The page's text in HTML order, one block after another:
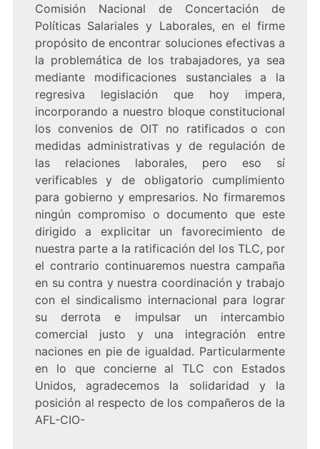
Comisión Nacional de Concertación de
Políticas Salariales y Laborales, en el firme
propósito de encontrar soluciones efectivas a
la problemática de los trabajadores, ya sea
mediante modificaciones sustanciales a la
regresiva legislación que hoy impera,
incorporando a nuestro bloque constitucional
los convenios de OIT no ratificados o con
medidas administrativas y de regulación de
las relaciones laborales, pero eso sí
verificables y de obligatorio cumplimiento
para gobierno y empresarios. No firmaremos
ningún compromiso o documento que este
dirigido a explicitar un favorecimiento de
nuestra parte a la ratificación del los TLC, por
el contrario continuaremos nuestra campaña
en su contra y nuestra coordinación y trabajo
con el sindicalismo internacional para lograr
su derrota e impulsar un intercambio
comercial justo y una integración entre
naciones en pie de igualdad. Particularmente
en lo que concierne al TLC con Estados
Unidos, agradecemos la solidaridad y la
posición al respecto de los compañeros de la
AFL-CIO-